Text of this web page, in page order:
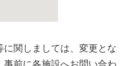
関しましては、変更とな
事前に各施設へお問い合わ